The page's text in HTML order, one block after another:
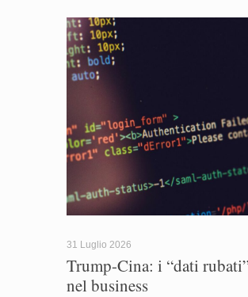
31 Luglio 2026
Trump-Cina: i “dati
nel business